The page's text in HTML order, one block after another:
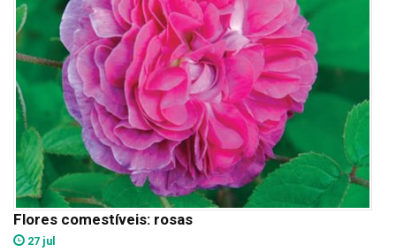
Flores comestíveis: rosas
27 jul